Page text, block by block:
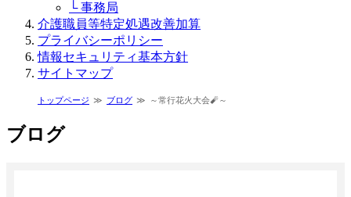
└ 事務局
介護職員等特定処遇改善加算
プライバシーポリシー
情報セキュリティ基本方針
サイトマップ
トップページ ブログ ～常行花火大会🧨～
ブログ